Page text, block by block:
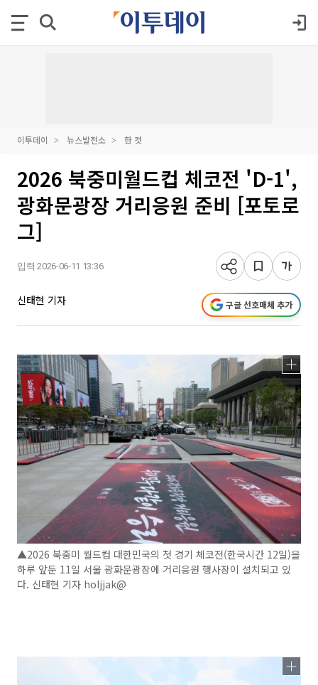
이투데이 뉴스발전소 한 컷
2026 북중미월드컵 체코전 'D-1',
광화문광장 거리응원 준비 [포토로
그]
입력 2026-06-11 13:36
신태현 기자 구글 선호매체 추가
▲2026 북중미 월드컵 대한민국의 첫 경기 체코전(한국시간 12일)을
하루 앞둔 11일 서울 광화문광장에 거리응원 행사장이 설치되고 있
다. 신태현 기자 holjjak@